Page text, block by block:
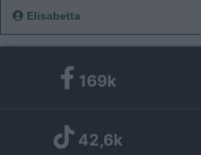
Elisabetta
169k
42,6k